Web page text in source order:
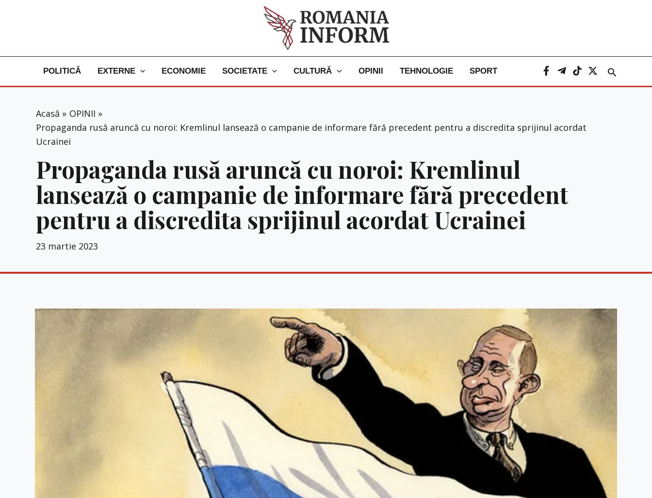
POLITICĂ EXTERNE ECONOMIE SOCIETATE CULTURĂ OPINII TEHNOLOGIE SPORT Caută
Acasă
OPINII
Propaganda rusă aruncă cu noroi: Kremlinul lansează o campanie de informare fără precedent pentru a discredita sprijinul acordat
Ucrainei
Propaganda rusă aruncă cu noroi: Kremlinul
lansează o campanie de informare fără precedent
pentru a discredita sprijinul acordat Ucrainei
23 martie 2023